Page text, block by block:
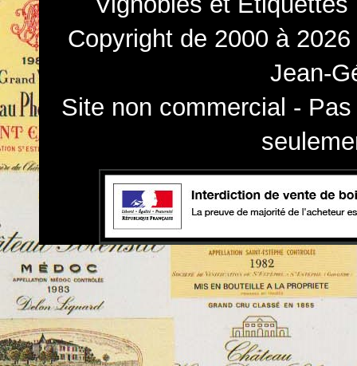
Copyright de 2000 à
Jean-
Site non commercial -